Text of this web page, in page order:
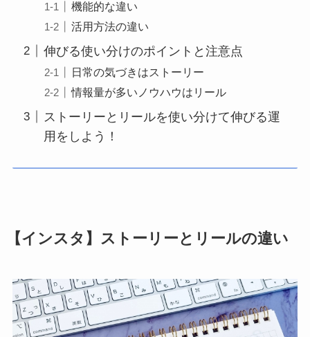
機能的な違い
活用方法の違い
伸びる使い分けのポイントと注意点
日常の気づきはストーリー
情報量が多いノウハウはリール
ストーリーとリールを使い分けて伸びる運
用をしよう！
【インスタ】ストーリーとリールの違い